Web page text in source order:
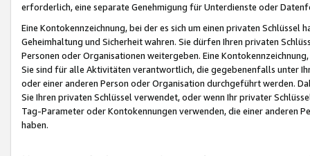
erforderlich, eine separate Genehmigung für Unterdienste oder
Eine Kontokennzeichnung, bei der es sich um einen privaten
Geheimhaltung und Sicherheit wahren. Sie dürfen Ihren privaten
Personen oder Organisationen weitergeben. Eine
Sie sind für alle Aktivitäten verantwortlich, die gegebenenfalls unter
oder einer anderen Person oder Organisation durchgeführt werden.
Sie Ihren privaten Schlüssel verwendet, oder wenn Ihr privater
Tag-Parameter oder Kontokennungen verwenden, die einer anderen
haben.